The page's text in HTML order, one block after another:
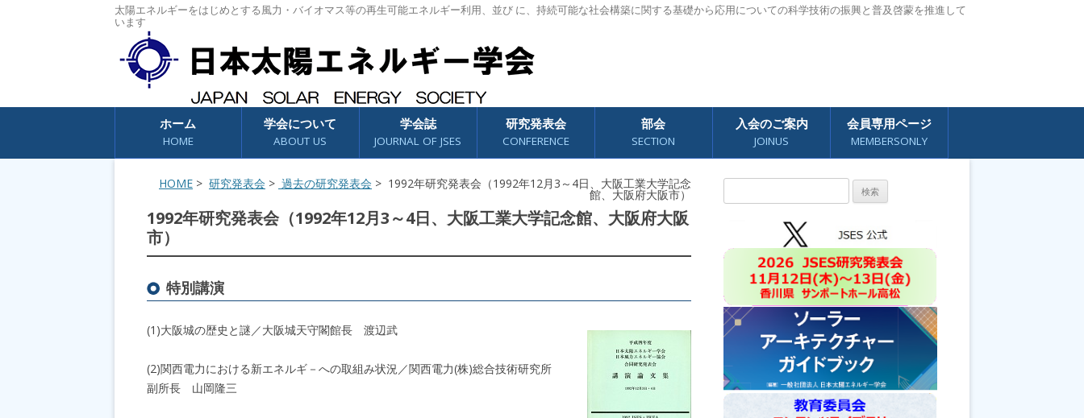
太陽エネルギーをはじめとする風力・バイオマス等の再生可能エネルギー利用、並び に、持続可能な社会構築に関する基礎から応用についての科学技術の振興と普及啓蒙を推進して
います
コンテンツへスキップ
ホーム
HOME
学会について
ABOUT US
学会誌
JOURNAL OF JSES
研究発表会
CONFERENCE
部会
SECTION
入会のご案内
JOINUS
会員専用ページ
MEMBERSONLY
HOME > 研究発表会 > 過去の研究発表会 > 1992年研究発表会（1992年12月3～4日、大阪工業大学記念
館、大阪府大阪市）
1992年研究発表会（1992年12月3～4日、大阪工業大学記念館、大阪府大阪
市）
特別講演
(1)大阪城の歴史と謎／大阪城天守閣館長 渡辺武
(2)関西電力における新エネルギ－への取組み状況／関西電力(株)総合技術研究所
副所長 山岡隆三
索: